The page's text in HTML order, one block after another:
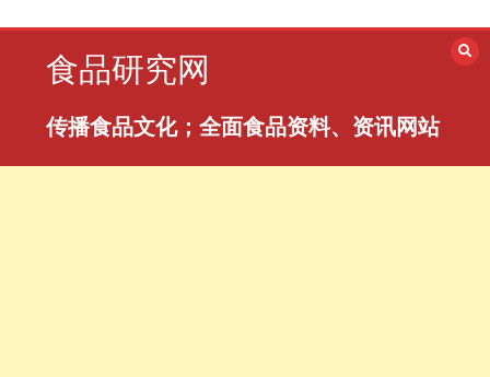
食品研究网
传播食品文化；全面食品资料、资讯网站